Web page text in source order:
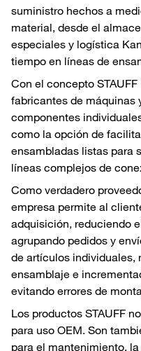
suministro hechos a
material, desde el
especiales y logística
tiempo en líneas de
Con el concepto
fabricantes de máquinas
componentes
como la opción de
ensambladas listas para
líneas complejos de
Como verdadero
empresa permite al
adquisición, reduciendo
agrupando pedidos y
de artículos individuales,
ensamblaje e
evitando errores de
Los productos STAUFF
para uso OEM. Son
para el mantenimiento,